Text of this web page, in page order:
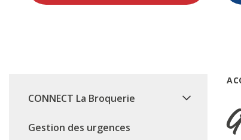
CONNECT La Broquerie
Gestion des urgences